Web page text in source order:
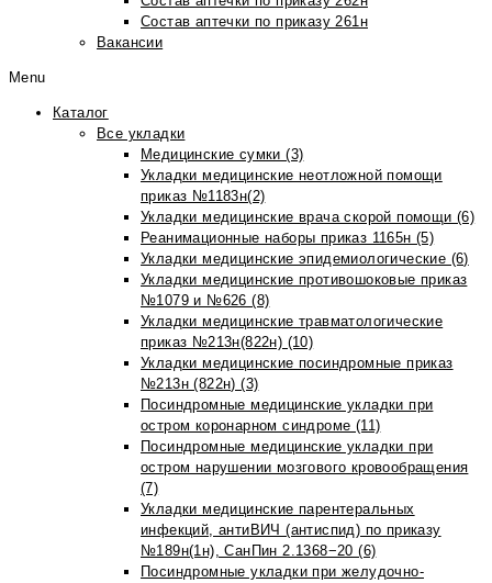
Состав аптечки по приказу 261н
Вакансии
Menu
Каталог
Все укладки
Медицинские сумки (3)
Укладки медицинские неотложной помощи
приказ №1183н(2)
Укладки медицинские врача скорой помощи (6)
Реанимационные наборы приказ 1165н (5)
Укладки медицинские эпидемиологические (6)
Укладки медицинские противошоковые приказ
№1079 и №626 (8)
Укладки медицинские травматологические
приказ №213н(822н) (10)
Укладки медицинские посиндромные приказ
№213н (822н) (3)
Посиндромные медицинские укладки при
остром коронарном синдроме (11)
Посиндромные медицинские укладки при
остром нарушении мозгового кровообращения
(7)
Укладки медицинские парентеральных
инфекций, антиВИЧ (антиспид) по приказу
№189н(1н), СанПин 2.1368−20 (6)
Посиндромные укладки при желудочно-